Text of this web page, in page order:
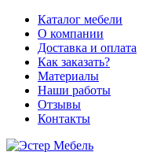
Каталог мебели
О компании
Доставка и оплата
Как заказать?
Материалы
Наши работы
Отзывы
Контакты